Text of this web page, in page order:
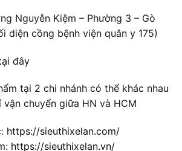
Nguyễn Kiệm – Phường 3 – Gò
diện cồng bệnh viện quân y 175)
đây
tại 2 chi nhánh có thể khác nhau
chuyển giữa HN và HCM
https://sieuthixelan.com/
https://sieuthixelan.vn/